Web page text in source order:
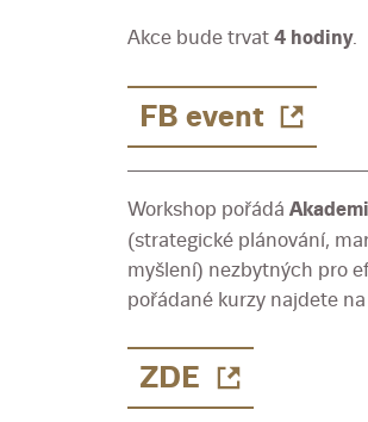
Akce bude trvat 4 hodiny.
FB event
Workshop pořádá
(strategické plánování,
myšlení) nezbytných pro
pořádané kurzy najdete
ZDE